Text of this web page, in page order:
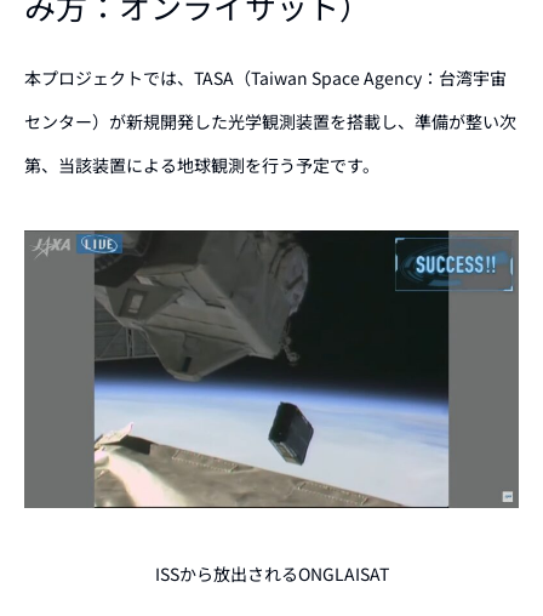
本プロジェクトでは、TASA（Taiwan Space Agency：台湾宇宙
センター）が新規開発した光学観測装置を搭載し、準備が整い次
第、当該装置による地球観測を行う予定です。
ISSから放出されるONGLAISAT